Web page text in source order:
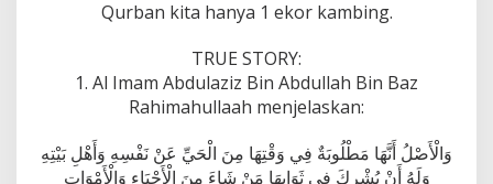
K
A
J
U
G
L
A
Qurban kita hanya 1 ekor kambing.
TRUE STORY:
1. Al Imam Abdulaziz Bin Abdullah Bin Baz
Rahimahullaah menjelaskan:
وَالْأَصْلُ أَنَّهَا مَطْلُوبَةٌ فِي وَقْتِهَا مِنَ الْحَيِّ عَنْ نَفْسِهِ وَأَهْلِ بَيْتِهِ
وَلَهُ أَنْ يُشْرِكَ فِي ثَوَابِهَا مَنْ شَاءَ مِنَ الْأَحْيَاءِ وَالْأَمْوَاتِ